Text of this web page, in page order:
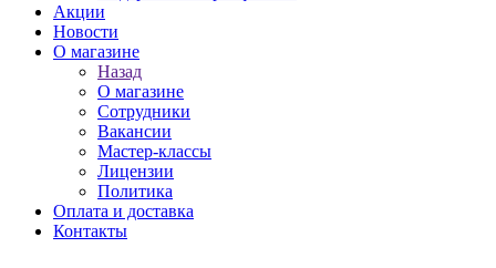
Акции
Новости
О магазине
Назад
О магазине
Сотрудники
Вакансии
Мастер-классы
Лицензии
Политика
Оплата и доставка
Контакты